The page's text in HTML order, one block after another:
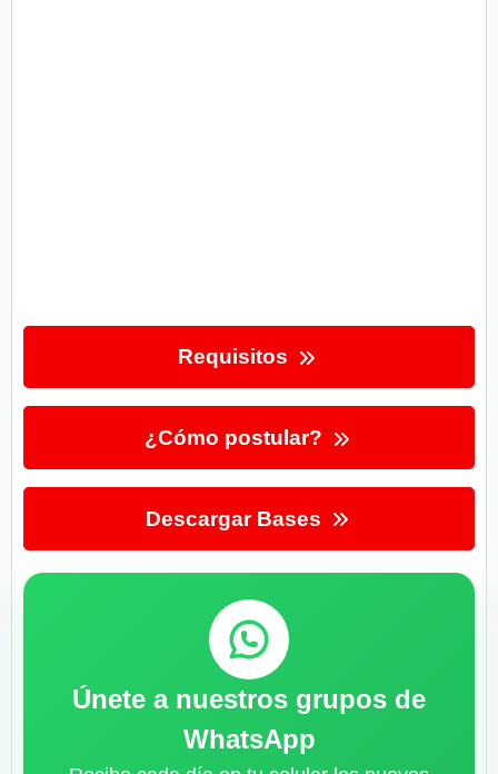
Requisitos
¿Cómo postular?
Descargar Bases
Únete a nuestros grupos de
WhatsApp